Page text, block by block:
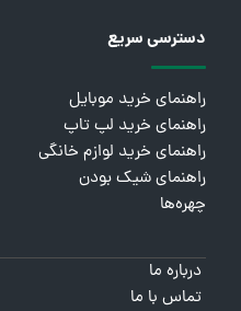
دسترسی سریع
راهنمای خرید موبایل
راهنمای خرید لپ تاپ
راهنمای خرید لوازم خانگی
راهنمای شیک بودن
چهره‌ها
درباره ما
تماس با ما